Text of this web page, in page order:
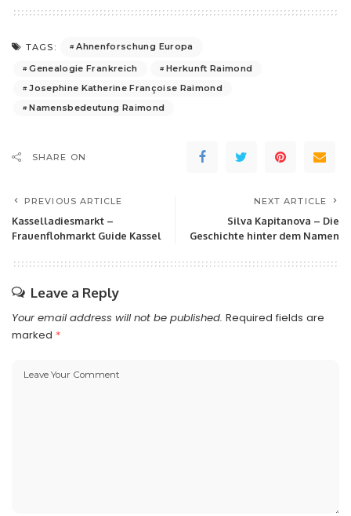
TAGS:
Ahnenforschung Europa
Genealogie Frankreich
Herkunft Raimond
Josephine Katherine Françoise Raimond
Namensbedeutung Raimond
SHARE ON
PREVIOUS ARTICLE
Kasselladiesmarkt –
Frauenflohmarkt Guide Kassel
NEXT ARTICLE
Silva Kapitanova – Die
Geschichte hinter dem Namen
Leave a Reply
Your email address will not be published. Required fields are
marked *